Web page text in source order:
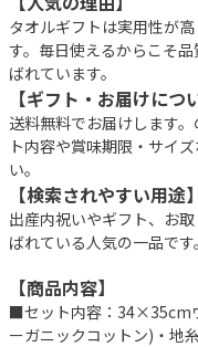
タオルギフトは実用性が
す。毎日使えるからこそ
ばれています。
【ギフト・お届けにつ
送料無料でお届けします
ト内容や賞味期限・サイ
い。
【検索されやすい用途】
出産内祝いやギフト、お
ばれている人気の一品です。
【商品内容】
■セット内容：34×35cm
ーガニックコットン)・地